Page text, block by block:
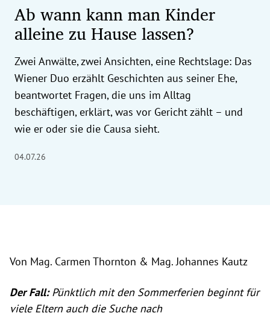
Untermenü
Untermenü
Ab wann kann man Kinder
alleine zu Hause lassen?
Zwei Anwälte, zwei Ansichten, eine Rechtslage: Das
Wiener Duo erzählt Geschichten aus seiner Ehe,
beantwortet Fragen, die uns im Alltag
beschäftigen, erklärt, was vor Gericht zählt – und
wie er oder sie die Causa sieht.
04.07.26
Von Mag. Carmen Thornton & Mag. Johannes Kautz
Der Fall:Pünktlich mit den Sommerferien beginnt für
viele Eltern auch die Suche nach